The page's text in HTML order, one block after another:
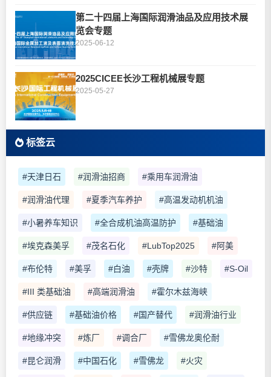
第二十四届上海国际润滑油品及应用技术展
览会专题
2025-06-12
2025CICEE长沙工程机械展专题
2025-05-27
标签云
#天津日石 #润滑油招商 #乘用车润滑油
#润滑油代理 #夏季汽车养护 #高温发动机机油
#小暑养车知识 #全合成机油高温防护 #基础油
#埃克森美孚 #茂名石化 #LubTop2025 #阿美
#布伦特 #美孚 #白油 #壳牌 #沙特 #S-Oil
#III 类基础油 #高端润滑油 #霍尔木兹海峡
#供应链 #基础油价格 #国产替代 #润滑油行业
#地缘冲突 #炼厂 #调合厂 #雪佛龙奥伦耐
#昆仑润滑 #中国石化 #雪佛龙 #火灾